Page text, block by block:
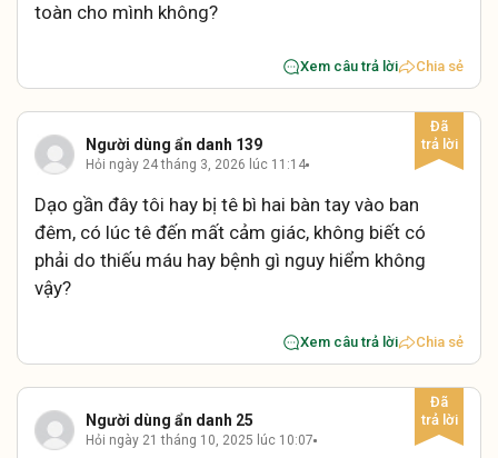
toàn cho mình không?
Xem câu trả lời Chia sẻ
Người dùng ẩn danh 139
Hỏi ngày 24 tháng 3, 2026 lúc 11:14
Dạo gần đây tôi hay bị tê bì hai bàn tay vào ban
đêm, có lúc tê đến mất cảm giác, không biết có
phải do thiếu máu hay bệnh gì nguy hiểm không
vậy?
Xem câu trả lời Chia sẻ
Người dùng ẩn danh 25
Hỏi ngày 21 tháng 10, 2025 lúc 10:07